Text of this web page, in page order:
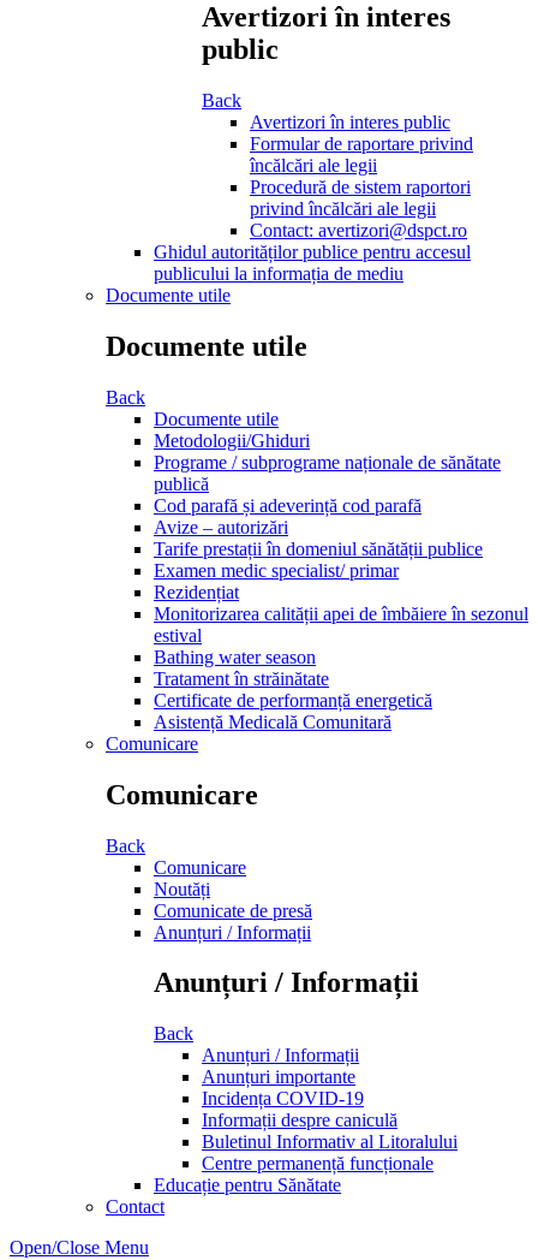
Avertizori în interes
public
Back
Avertizori în interes public
Formular de raportare privind
încălcări ale legii
Procedură de sistem raportori
privind încălcări ale legii
Contact: avertizori@dspct.ro
Ghidul autorităților publice pentru accesul
publicului la informația de mediu
Documente utile
Documente utile
Back
Documente utile
Metodologii/Ghiduri
Programe / subprograme naționale de sănătate
publică
Cod parafă și adeverință cod parafă
Avize – autorizări
Tarife prestații în domeniul sănătății publice
Examen medic specialist/ primar
Rezidențiat
Monitorizarea calității apei de îmbăiere în sezonul
estival
Bathing water season
Tratament în străinătate
Certificate de performanță energetică
Asistență Medicală Comunitară
Comunicare
Comunicare
Back
Comunicare
Noutăți
Comunicate de presă
Anunțuri / Informații
Anunțuri / Informații
Back
Anunțuri / Informații
Anunțuri importante
Incidența COVID-19
Informații despre caniculă
Buletinul Informativ al Litoralului
Centre permanență funcționale
Educație pentru Sănătate
Contact
Open/Close Menu